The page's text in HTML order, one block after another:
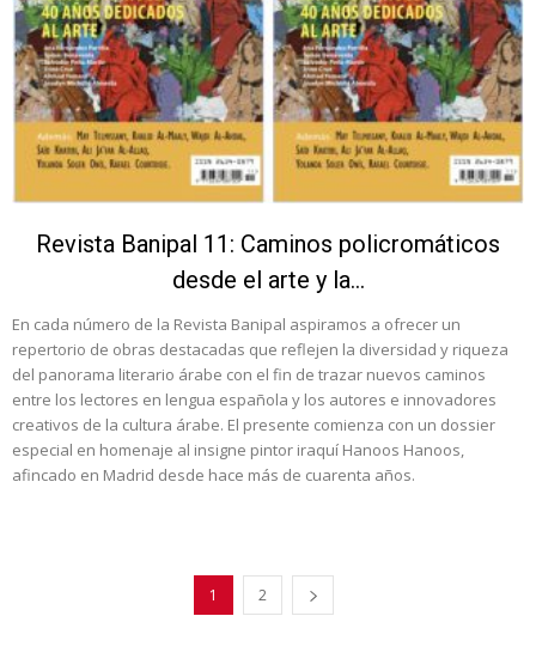
Revista Banipal 11: Caminos policromáticos
desde el arte y la...
En cada número de la Revista Banipal aspiramos a ofrecer un
repertorio de obras destacadas que reflejen la diversidad y riqueza
del panorama literario árabe con el fin de trazar nuevos caminos
entre los lectores en lengua española y los autores e innovadores
creativos de la cultura árabe. El presente comienza con un dossier
especial en homenaje al insigne pintor iraquí Hanoos Hanoos,
afincado en Madrid desde hace más de cuarenta años.
1 2